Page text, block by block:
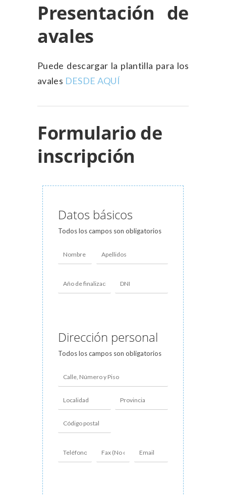
Presentación de
avales
Puede descargar la plantilla para los
avales DESDE AQUÍ
Formulario de
inscripción
Datos básicos
Todos los campos son obligatorios
Dirección personal
Todos los campos son obligatorios